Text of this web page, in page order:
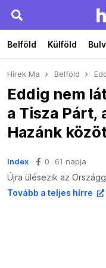
Belföld Külföld
Hírek Ma Belföld
Eddig nem
a Tisza Párt,
Hazánk
Index 0 61 napja
Újra ülésezik az
Tovább a teljes hírre